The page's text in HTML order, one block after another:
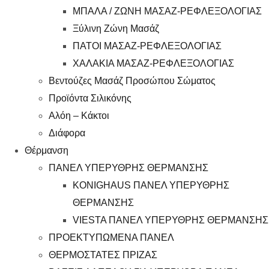
ΜΠΑΛΑ / ΖΩΝΗ ΜΑΣΑΖ-ΡΕΦΛΕΞΟΛΟΓΙΑΣ
Ξύλινη Ζώνη Μασάζ
ΠΑΤΟΙ ΜΑΣΑΖ-ΡΕΦΛΕΞΟΛΟΓΙΑΣ
ΧΑΛΑΚΙΑ ΜΑΣΑΖ-ΡΕΦΛΕΞΟΛΟΓΙΑΣ
Βεντούζες Μασάζ Προσώπου Σώματος
Προϊόντα Σιλικόνης
Αλόη – Κάκτοι
Διάφορα
Θέρμανση
ΠΑΝΕΛ ΥΠΕΡΥΘΡΗΣ ΘΕΡΜΑΝΣΗΣ
KONIGHAUS ΠΑΝΕΛ ΥΠΕΡΥΘΡΗΣ
ΘΕΡΜΑΝΣΗΣ
VIESTA ΠΑΝΕΛ ΥΠΕΡΥΘΡΗΣ ΘΕΡΜΑΝΣΗΣ
ΠΡΟΕΚΤΥΠΩΜΕΝΑ ΠΑΝΕΛ
ΘΕΡΜΟΣΤΑΤΕΣ ΠΡΙΖΑΣ